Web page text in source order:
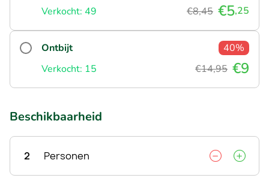
Verkocht: 49
€8,45 €5,25
Ontbijt
40%
Verkocht: 15
€14,95 €9
Beschikbaarheid
2 Personen